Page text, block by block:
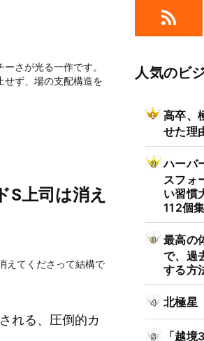
さが光る一作です。
せず、場の支配構造を
上司は消え
えてくださって結構で
れる、圧倒的カ
人気のビ
高卒、
せた理
ハーバ
スフォ
い習慣
112個
最高の
で、過
する方
北極星
「越